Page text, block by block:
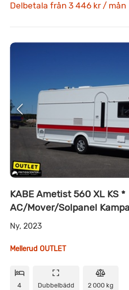
Delbetala från 3 446 kr / mån
KABE Ametist 560 XL KS *
AC/Mover/Solpanel
Ny, 2023
Mellerud OUTLET
4 Dubbelbädd 2 000 kg